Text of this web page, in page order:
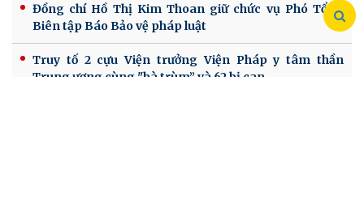
Đồng chí Hồ Thị Kim Thoan giữ chức vụ Phó Tổng
Biên tập Báo Bảo vệ pháp luật
Truy tố 2 cựu Viện trưởng Viện Pháp y tâm thần
Trung ương cùng "bà trùm” và 62 bị can